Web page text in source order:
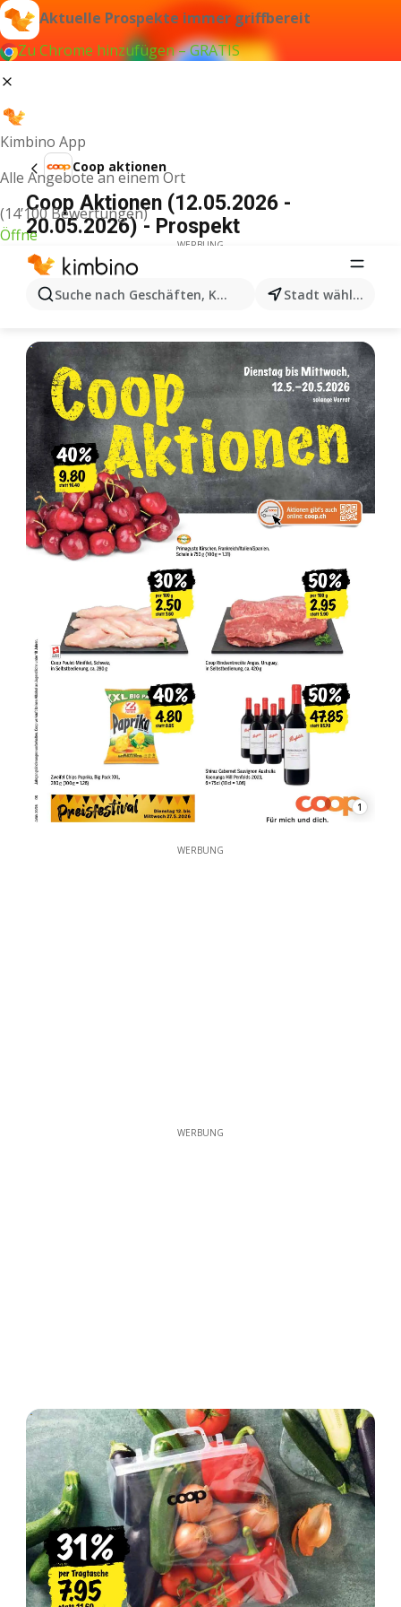
Aktuelle Prospekte immer griffbereit
Zu Chrome hinzufügen – GRATIS
Kimbino App
Alle Angebote an einem Ort
(14’100 Bewertungen)
Öffne
Suche nach Geschäften, Kategorien, Produkten...
Stadt wählen
Coop aktionen
Coop Aktionen (12.05.2026 -
20.05.2026) - Prospekt
WERBUNG
1
WERBUNG
WERBUNG